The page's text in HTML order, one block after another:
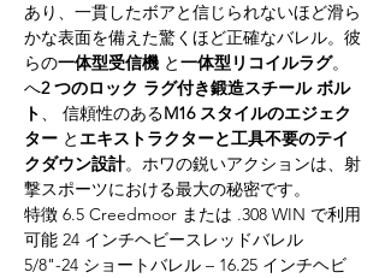
あり、一貫したボアと信じられないほど滑ら
かな表面を備えた驚くほど正確なバレル。彼
らの一体型受信機 と一体型リコイルラグ。
へ2 つのロック ラグ付き鍛造スチール ボル
ト、 信頼性のあるM16 スタイルのエジェク
ター と エキストラクターと工具不要のテイ
クダウン設計。ホワの鋭いアクションは、射
撃スポーツにおける最大の秘密です。
特徴 6.5 Creedmoor または .308 WIN で利用
可能 24 インチヘビースレッドバレル
5/8"-24 ショートバレル – 16.25 インチヘビ